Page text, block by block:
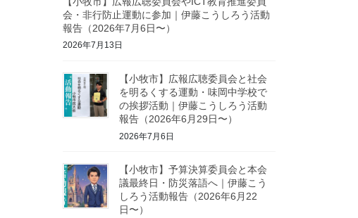
会・非行防止運動に参加｜伊藤こうしろう活動
報告（2026年7月6日〜）
2026年7月13日
【小牧市】広報広聴委員会と社会
を明るくする運動・味岡中学校で
の挨拶活動｜伊藤こうしろう活動
報告（2026年6月29日〜）
2026年7月6日
【小牧市】予算決算委員会と本会
議最終日・防災落語へ｜伊藤こう
しろう活動報告（2026年6月22
日〜）